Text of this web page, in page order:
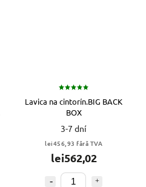
Lavica na cintorín.BIG BACK
BOX
3-7 dní
lei456,93 fără TVA
lei562,02